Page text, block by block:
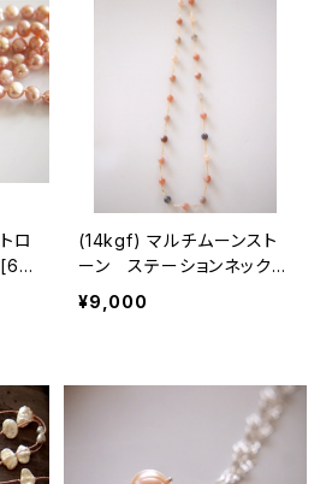
ロ
(14kgf) マルチムーンスト
ーン ステーションネックレ
ス(67cm)[675]
¥9,000